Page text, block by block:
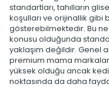
standartları, tahılların
koşulları ve orijinallik
gösterebilmektedir. Bu
konusu olduğunda
yaklaşım değildir. Genel
premium mama
yüksek olduğu ancak
noktasında da daha